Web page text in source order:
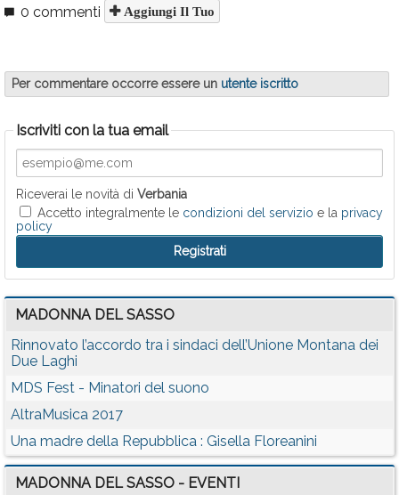
0 commenti Aggiungi Il Tuo
Per commentare occorre essere un utente iscritto
Iscriviti con la tua email
Riceverai le novità di Verbania
Accetto integralmente le condizioni del servizio e la privacy
policy
MADONNA DEL SASSO
Rinnovato l’accordo tra i sindaci dell’Unione Montana dei
Due Laghi
MDS Fest - Minatori del suono
AltraMusica 2017
Una madre della Repubblica : Gisella Floreanini
MADONNA DEL SASSO - EVENTI